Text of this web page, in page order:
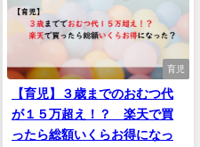
育児
【育児】３歳までのおむつ代
が１５万超え！？ 楽天で買
ったら総額いくらお得になっ